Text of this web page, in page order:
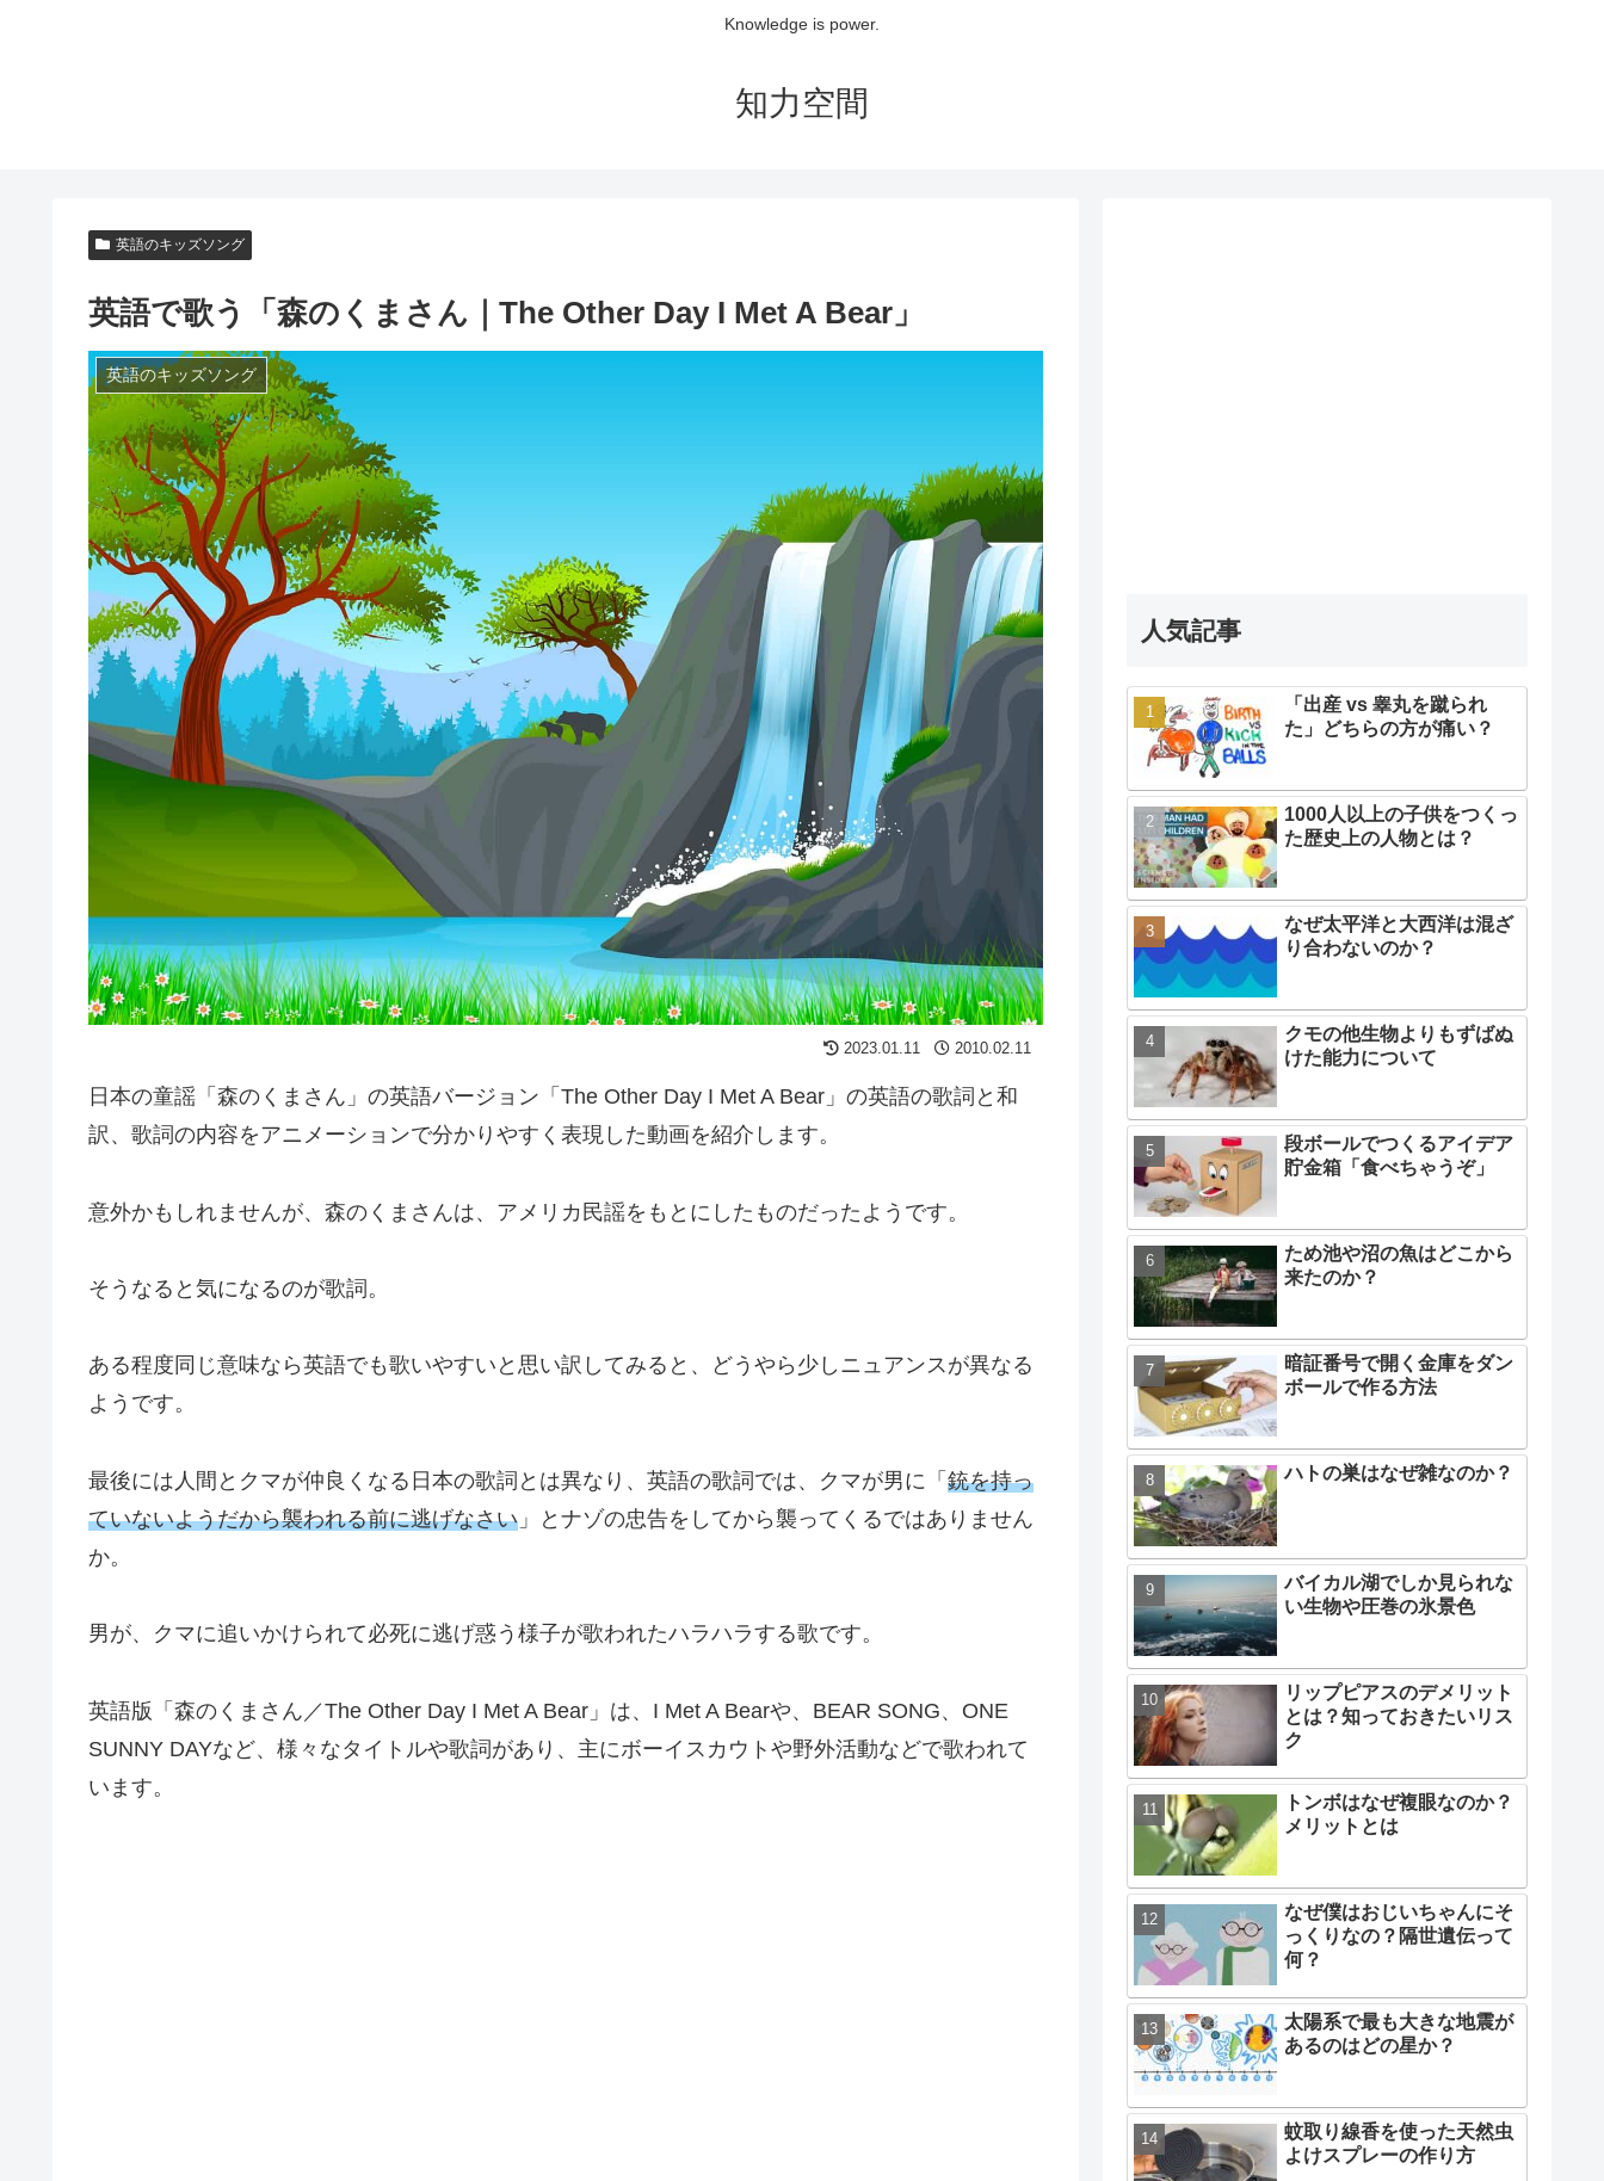
Knowledge is power.
知力空間
英語のキッズソング
英語で歌う「森のくまさん｜The Other Day I Met A Bear」
英語のキッズソング
2023.01.11 2010.02.11
日本の童謡「森のくまさん」の英語バージョン「The Other Day I Met A Bear」の英語の歌詞と和
訳、歌詞の内容をアニメーションで分かりやすく表現した動画を紹介します。
意外かもしれませんが、森のくまさんは、アメリカ民謡をもとにしたものだったようです。
そうなると気になるのが歌詞。
ある程度同じ意味なら英語でも歌いやすいと思い訳してみると、どうやら少しニュアンスが異なる
ようです。
最後には人間とクマが仲良くなる日本の歌詞とは異なり、英語の歌詞では、クマが男に「 銃を持っ
ていないようだから襲われる前に逃げなさい 」とナゾの忠告をしてから襲ってくるではありません
か。
男が、クマに追いかけられて必死に逃げ惑う様子が歌われたハラハラする歌です。
英語版「森のくまさん／The Other Day I Met A Bear」は、I Met A Bearや、BEAR SONG、ONE
SUNNY DAYなど、様々なタイトルや歌詞があり、主にボーイスカウトや野外活動などで歌われて
います。
人気記事
「出産 vs 睾丸を蹴られ
た」どちらの方が痛い？
1000人以上の子供をつくっ
た歴史上の人物とは？
なぜ太平洋と大西洋は混ざ
り合わないのか？
クモの他生物よりもずばぬ
けた能力について
段ボールでつくるアイデア
貯金箱「食べちゃうぞ」
ため池や沼の魚はどこから
来たのか？
暗証番号で開く金庫をダン
ボールで作る方法
ハトの巣はなぜ雑なのか？
バイカル湖でしか見られな
い生物や圧巻の氷景色
リップピアスのデメリット
とは？知っておきたいリス
ク
トンボはなぜ複眼なのか？
メリットとは
なぜ僕はおじいちゃんにそ
っくりなの？隔世遺伝って
何？
太陽系で最も大きな地震が
あるのはどの星か？
蚊取り線香を使った天然虫
よけスプレーの作り方